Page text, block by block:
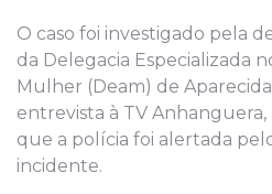
O caso foi investigado pela
da Delegacia Especializada
Mulher (Deam) de
entrevista à TV
que a polícia foi alertada
incidente.